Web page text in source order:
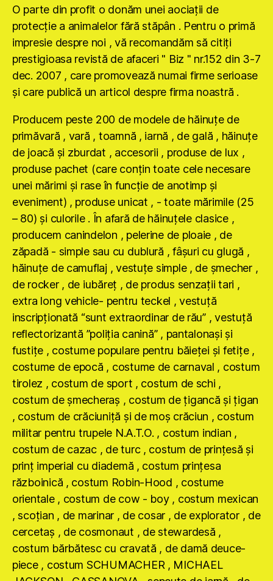
O parte din profit o donăm unei aociaţii de
protecţie a animalelor fără stăpân . Pentru o primă
impresie despre noi , vă recomandăm să citiţi
prestigioasa revistă de afaceri " Biz " nr.152 din 3-7
dec. 2007 , care promovează numai firme serioase
şi care publică un articol despre firma noastră .
Producem peste 200 de modele de hăinuţe de
primăvară , vară , toamnă , iarnă , de gală , hăinuţe
de joacă şi zburdat , accesorii , produse de lux ,
produse pachet (care conţin toate cele necesare
unei mărimi şi rase în funcţie de anotimp şi
eveniment) , produse unicat , - toate mărimile (25
– 80) şi culorile . În afară de hăinuţele clasice ,
producem canindelon , pelerine de ploaie , de
zăpadă - simple sau cu dublură , fâşuri cu glugă ,
hăinuţe de camuflaj , vestuţe simple , de şmecher ,
de rocker , de iubăreţ , de produs senzaţii tari ,
extra long vehicle- pentru teckel , vestuţă
inscripţionată “sunt extraordinar de rău” , vestuţă
reflectorizantă ”poliţia canină” , pantalonaşi şi
fustiţe , costume populare pentru băieţei şi fetiţe ,
costume de epocă , costume de carnaval , costum
tirolez , costum de sport , costum de schi ,
costum de şmecheraş , costum de ţigancă şi ţigan
, costum de crăciuniţă şi de moş crăciun , costum
militar pentru trupele N.A.T.O. , costum indian ,
costum de cazac , de turc , costum de prinţesă şi
prinţ imperial cu diademă , costum prinţesa
războinică , costum Robin-Hood , costume
orientale , costum de cow - boy , costum mexican
, scoţian , de marinar , de cosar , de explorator , de
cercetaş , de cosmonaut , de stewardesă ,
costum bărbătesc cu cravată , de damă deuce-
piece , costum SCHUMACHER , MICHAEL